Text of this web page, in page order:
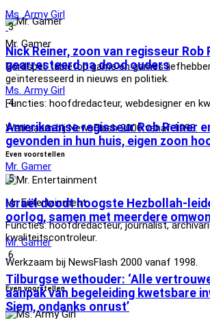
Ms. Army Girl
3
Nick Reiner, zoon van regisseur Rob
gearresteerd na dood ouders
Ms. Army Girl
4
Amerikaanse regisseur Rob Reiner
gevonden in hun huis, eigen zoon
Mr. Gamer
5
Israël doodt hoogste Hezbollah-
oorlog, samen met meerdere
Mr. Gamer
6
Tilburgse wethouder: ‘Alle
aanpak van begeleiding kwetsbare
Siem, ondanks onrust’
Mr. Gamer
Bordspel, tabletop game en games
geïnteresseerd in nieuws en politiek.
Functies: hoofdredacteur, webdesigner en
Werkzaam bij NewsFlash 2000 vanaf 1998.
Even voorstellen
Mr. Entertainment
Functies: hoofdredacteur, journalist,
kwaliteitscontroleur.
Werkzaam bij NewsFlash 2000 vanaf 1998.
Even voorstellen